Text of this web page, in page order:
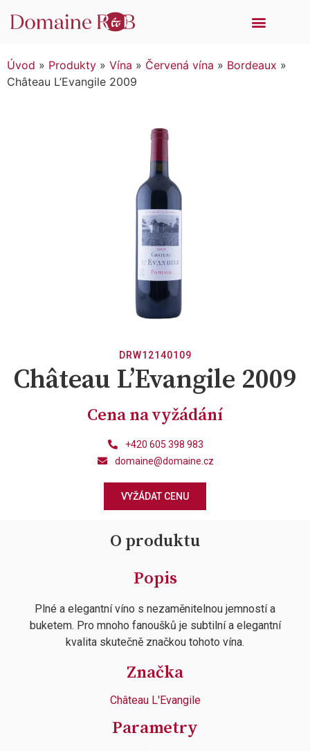
Úvod » Produkty » Vína » Červená vína » Bordeaux »
Château L’Evangile 2009
DRW12140109
Château L’Evangile 2009
Cena na vyžádání
+420 605 398 983
domaine@domaine.cz
VYŽÁDAT CENU
O produktu
Popis
Plné a elegantní víno s nezaměnitelnou jemností a
buketem. Pro mnoho fanoušků je subtilní a elegantní
kvalita skutečně značkou tohoto vína.
Značka
Château L'Evangile
Parametry